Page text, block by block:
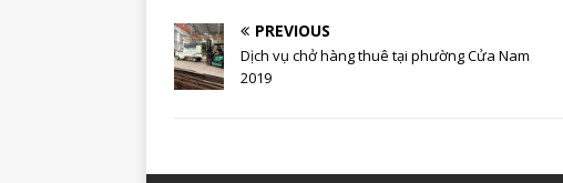
PREVIOUS
Dịch vụ chở hàng thuê tại phường Cửa Nam
2019